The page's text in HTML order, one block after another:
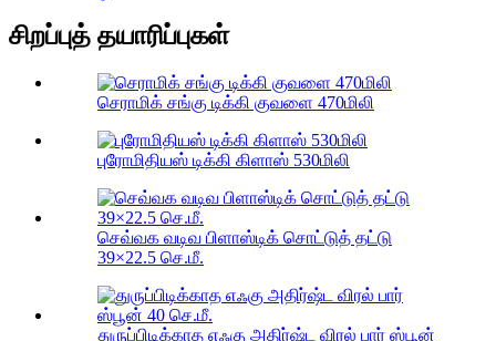
சிறப்புத் தயாரிப்புகள்
செராமிக் சங்கு டிக்கி குவளை 470மிலி
புரோமிதியஸ் டிக்கி கிளாஸ் 530மிலி
செவ்வக வடிவ பிளாஸ்டிக் சொட்டுத் தட்டு
39×22.5 செ.மீ.
துருப்பிடிக்காத எஃகு அதிர்ஷ்ட விரல் பார் ஸ்பூன்